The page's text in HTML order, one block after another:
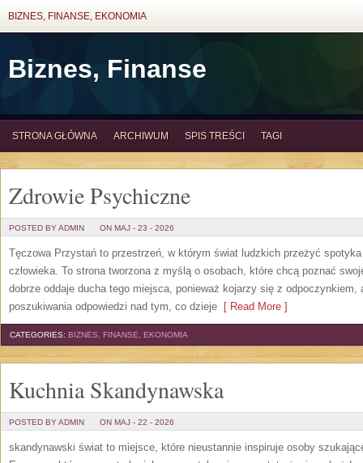
BIZNES, FINANSE, EKONOMIA
Biznes, Finanse
STRONA GŁÓWNA ARCHIWUM SPIS TREŚCI TAGI
Zdrowie Psychiczne
POSTED BY ADMIN ON MAJ - 23 - 2026
Tęczowa Przystań to przestrzeń, w którym świat ludzkich przeżyć
człowieka. To strona tworzona z myślą o osobach, które chcą poznać
dobrze oddaje ducha tego miejsca, ponieważ kojarzy się z odpoczynkiem,
poszukiwania odpowiedzi nad tym, co dzieje [ Read More ]
CATEGORIES: BIZNES, FINANSE, EKONOMIA
Kuchnia Skandynawska
POSTED BY ADMIN ON MAJ - 22 - 2026
skandynawski świat to miejsce, które nieustannie inspiruje osoby